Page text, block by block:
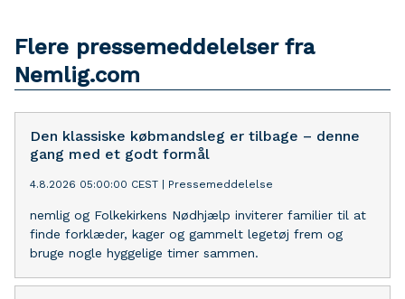
Flere pressemeddelelser fra
Nemlig.com
Den klassiske købmandsleg er tilbage – denne
gang med et godt formål
4.8.2026 05:00:00 CEST Pressemeddelelse
nemlig og Folkekirkens Nødhjælp inviterer familier til at
finde forklæder, kager og gammelt legetøj frem og
bruge nogle hyggelige timer sammen.